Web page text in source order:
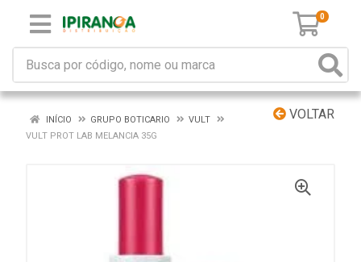
0
VOLTAR
INÍCIO GRUPO BOTICARIO
VULT
VULT PROT LAB MELANCIA 35G